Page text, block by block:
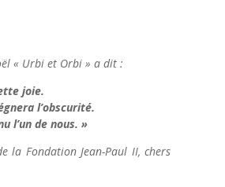
« Urbi et Orbi » a dit :
joie.
l’obscurité.
l’un de nous. »
la Fondation Jean-Paul II, chers